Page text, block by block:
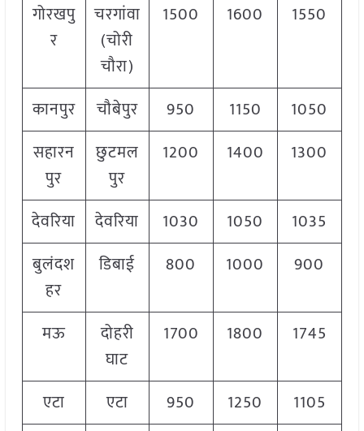
गोरखपु
र
चरगांवा
(चोरी
चौरा)
1500 1600 1550
कानपुर चौबेपुर 950 1150
1050
सहारन
पुर
छुटमल
पुर
1200 1400 1300
देवरिया देवरिया 1030 1050
1035
बुलंदश
हर
डिबाई 800 1000 900
मऊ
दोहरी
घाट
1700 1800 1745
एटा एटा 950 1250
1105